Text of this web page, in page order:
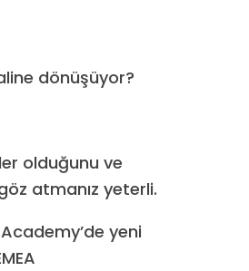
dönüşüyor?
olduğunu ve
atmanız yeterli.
yeni